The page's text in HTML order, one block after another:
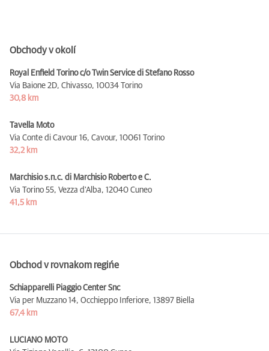
Obchody v okolí
Royal Enfield Torino c/o Twin Service di Stefano Rosso
Via Baione 2D, Chivasso, 10034 Torino
30,8 km
Tavella Moto
Via Conte di Cavour 16, Cavour, 10061 Torino
32,2 km
Marchisio s.n.c. di Marchisio Roberto e C.
Via Torino 55, Vezza d'Alba, 12040 Cuneo
41,5 km
Obchod v rovnakom regińe
Schiapparelli Piaggio Center Snc
Via per Muzzano 14, Occhieppo Inferiore, 13897 Biella
67,4 km
LUCIANO MOTO